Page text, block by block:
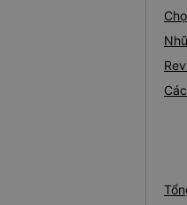
Điểm đón/
trả của nhà xe Sapa Express